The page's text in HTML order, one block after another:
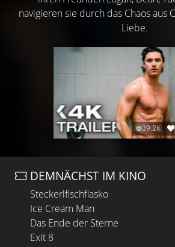
navigieren sie durch das Chaos aus
Liebe.
39.2K
DEMNÄCHST IM KINO
Steckerlfischfiasko
Ice Cream Man
Das Ende der Sterne
Exit 8